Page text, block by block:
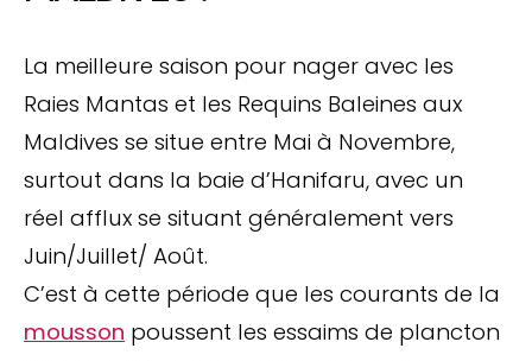
La meilleure saison pour nager avec les
Raies Mantas et les Requins Baleines aux
Maldives se situe entre Mai à Novembre,
surtout dans la baie d’Hanifaru, avec un
réel afflux se situant généralement vers
Juin/Juillet/ Août.
C’est à cette période que les courants de la
mousson poussent les essaims de plancton